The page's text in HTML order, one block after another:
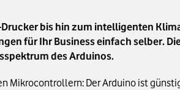
bis hin zum intelligenten
für Ihr Business einfach selber.
des Arduinos.
Mikrocontrollern: Der Arduino ist